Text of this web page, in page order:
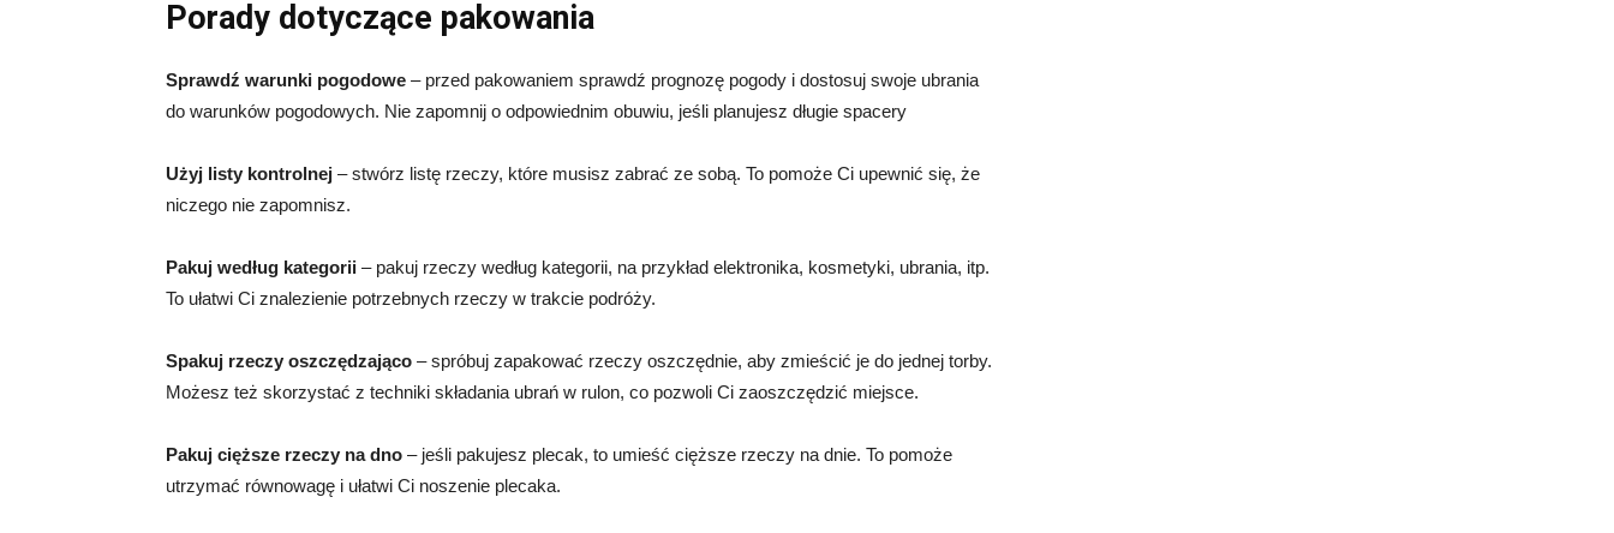
Porady dotyczące pakowania
Sprawdź warunki pogodowe – przed pakowaniem sprawdź prognozę pogody i dostosuj swoje ubrania
do warunków pogodowych. Nie zapomnij o odpowiednim obuwiu, jeśli planujesz długie spacery
Użyj listy kontrolnej – stwórz listę rzeczy, które musisz zabrać ze sobą. To pomoże Ci upewnić się, że
niczego nie zapomnisz.
Pakuj według kategorii – pakuj rzeczy według kategorii, na przykład elektronika, kosmetyki, ubrania, itp.
To ułatwi Ci znalezienie potrzebnych rzeczy w trakcie podróży.
Spakuj rzeczy oszczędzająco – spróbuj zapakować rzeczy oszczędnie, aby zmieścić je do jednej torby.
Możesz też skorzystać z techniki składania ubrań w rulon, co pozwoli Ci zaoszczędzić miejsce.
Pakuj cięższe rzeczy na dno – jeśli pakujesz plecak, to umieść cięższe rzeczy na dnie. To pomoże
utrzymać równowagę i ułatwi Ci noszenie plecaka.